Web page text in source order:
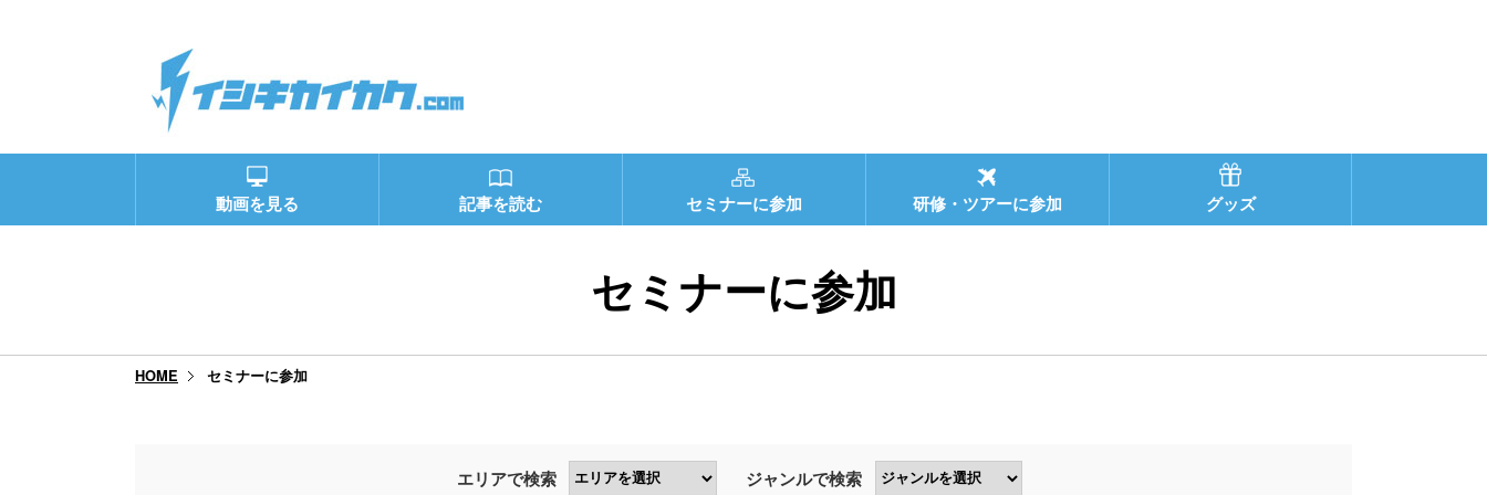
動画を見る 記事を読む セミナーに参加 研修・ツアーに参加 グッズ
セミナーに参加
HOME セミナーに参加
エリアで検索 ジャンルで検索